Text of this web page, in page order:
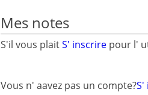
Mes notes
S'il vous plaitS' inscrire pour l'
Vous n' aavez pas un compte?S'